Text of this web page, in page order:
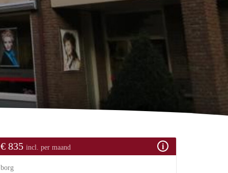
€ 835 incl. per maand
borg